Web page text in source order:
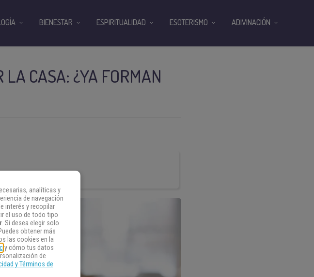
CASA: ¿YA FORMAN
BIENESTAR ESPIRITUALIDAD ESOTERISMO ADIVINACIÓN
analíticas y
de navegación
interés y recopilar
el uso de todo tipo
. Si desea elegir solo
obtener más
las cookies en la
y cómo tus datos
de
y Términos de